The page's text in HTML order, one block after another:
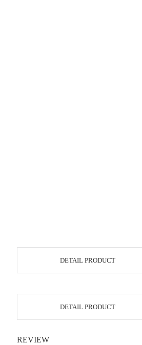
DETAIL PRODUCT
DETAIL PRODUCT
REVIEW